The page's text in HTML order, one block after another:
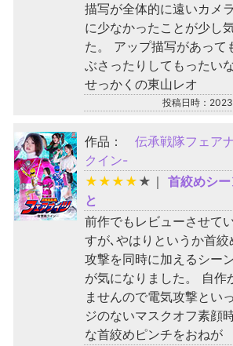
描写が全体的に遠いカメ
に少なかったことが少し
た。 アップ描写があって
ぶさったりしてもったい
せっかくの東山レオ
投稿日時：
作品： 伝承戦隊フェア
クイン-
★ ★ ★ ★ ★ ｜ 首絞めシ
と
前作でもレビューさせて
すが､やはりというか首
攻撃を同時に加えるシー
が気になりました。 自作
ませんので電気攻撃とい
ジのないマスクオフ素顔
な首絞めピンチをおねが